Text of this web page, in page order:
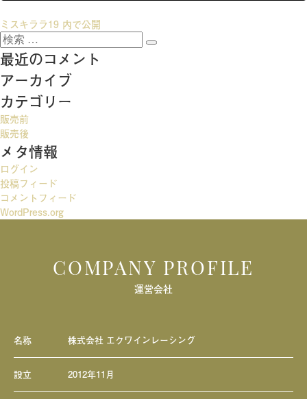
投
稿
ナ
ビ
ゲ
ー
シ
ョ
ン
ミスキララ19 内で公開
検
索:
検
最近のコメント
アーカイブ
カテゴリー
販売前
販売後
メタ情報
ログイン
投稿フィード
コメントフィード
WordPress.org
COMPANY PROFILE
運営会社
名称 株式会社 エクワインレーシング
設立 2012年11月